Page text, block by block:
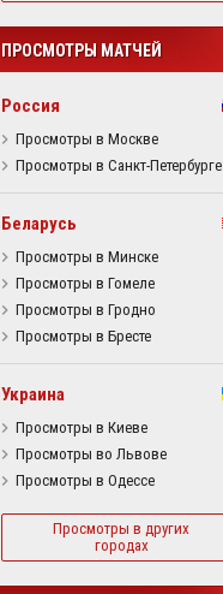
ПРОСМОТРЫ МАТЧЕЙ
Россия
Просмотры в Москве
Просмотры в Санкт-Петербурге
Беларусь
Просмотры в Минске
Просмотры в Гомеле
Просмотры в Гродно
Просмотры в Бресте
Украина
Просмотры в Киеве
Просмотры во Львове
Просмотры в Одессе
Просмотры в других
городах